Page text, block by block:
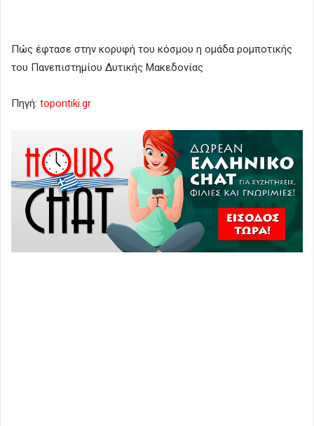
Πώς έφτασε στην κορυφή του κόσμου η ομάδα ρομποτικής
του Πανεπιστημίου Δυτικής Μακεδονίας
Πηγή: topontiki.gr